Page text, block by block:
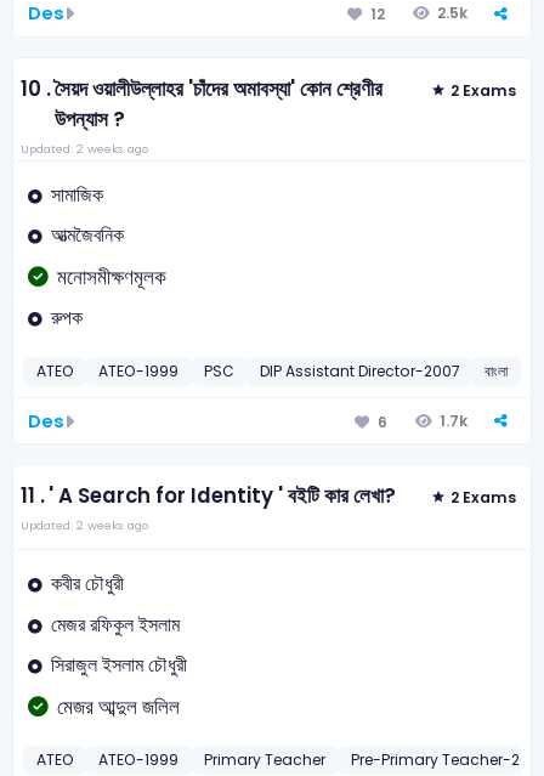
Des 12 2.5k
10 .সৈয়দ ওয়ালীউল্লাহর 'চাঁদের অমাবস্যা' কোন শ্রেণীর
উপন্যাস ?
2 Exams
Updated: 2 weeks ago
সামাজিক
আত্মজৈবনিক
মনোসমীক্ষণমূলক
রুপক
ATEO ATEO-1999 PSC DIP Assistant Director-2007 বাংলা
Des 6 1.7k
11 .' A Search for Identity ' বইটি কার লেখা? 2 Exams
Updated: 2 weeks ago
কবীর চৌধুরী
মেজর রফিকুল ইসলাম
সিরাজুল ইসলাম চৌধুরী
মেজর আব্দুল জলিল
ATEO ATEO-1999 Primary Teacher Pre-Primary Teacher-2014